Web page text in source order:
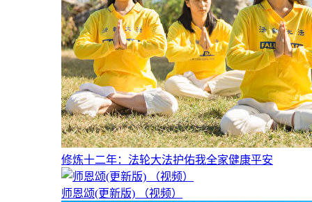
修炼十二年：法轮大法护佑我全家健康平安
师恩颂(更新版) （视频）